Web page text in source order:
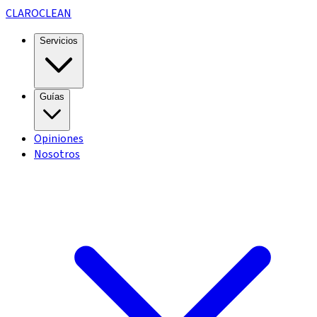
CLAROCLEAN
Servicios
Guías
Opiniones
Nosotros